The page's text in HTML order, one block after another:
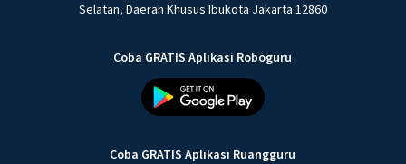
Selatan, Daerah Khusus Ibukota Jakarta 12860
Coba GRATIS Aplikasi Roboguru
Coba GRATIS Aplikasi Ruangguru